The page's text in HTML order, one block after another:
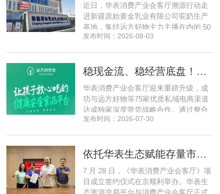
数据规模才是决定行业拐点的核心
近日，华表消费产业会客厅溯源行动走
进新疆原始黄金乳业有限公司驼奶生产
基地，集结远方好物主力主播在内的 50
位头部私域主播组团深入工厂一线实地
源同步联动，以沉浸式实景打卡、全流
式，全方位拆解新疆优质驼奶
发布时间：2026-08-03
华表消费产业会客厅迎来重磅升级，成
功与远方好物等75家优质私域电商渠道
达成独家深度带货战略合作。通过整合
全网顶尖私域资源，项目搭建起全国性
矩阵，核心竞争力与行业影响力实现跨
实体经济长效发展注入全新动能
发布时间：2026-07-30
依托华表生态赋能存量市场《华表消费产业会客厅》项目签约落地
7 月 28 日，《华表消费产业会客厅》项
目成立签约仪式在京顺利举办。华表生
态资源交易平台与消费产业会客厅正式